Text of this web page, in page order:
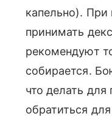
капельно). При
принимать
рекомендуют
собирается.
что делать для
обратиться